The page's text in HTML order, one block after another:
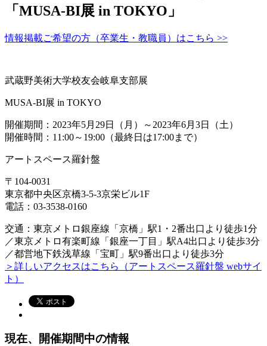
「MUSA-BI展 in TOKYO」
情報掲載ご希望の方（卒業生・教職員）はこちら >>
武蔵野美術大学校友会岐阜支部展
MUSA-BI展 in TOKYO
開催期間：2023年5月29日（月）～2023年6月3日（土）
開催時間：11:00～19:00（最終日は17:00まで）
アートスペース羅針盤
〒104-0031
東京都中央区京橋3-5-3京栄ビル1F
電話：03-3538-0160
交通：東京メトロ銀座線「京橋」駅1・2番出口より徒歩1分
／東京メトロ有楽町線「銀座一丁目」駅A4出口より徒歩3分
／都営地下鉄浅草線「宝町」駅9番出口より徒歩3分
＞詳しいアクセスはこちら（アートスペース羅針盤 webサイ
ト）
現在、開催期間中の情報